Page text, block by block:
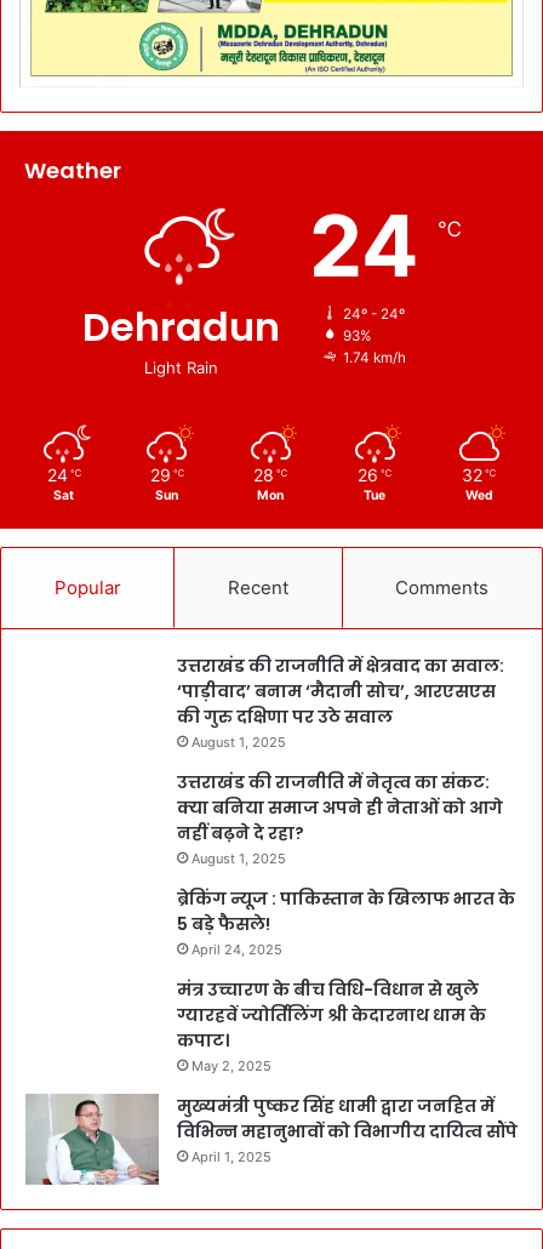
Weather
Dehradun
Light Rain
24 ℃
24º - 24º
93%
1.74 km/h
24 ℃
Sat
29 ℃
Sun
28 ℃
Mon
26 ℃
Tue
32 ℃
Wed
Popular Recent Comments
उत्तराखंड की राजनीति में क्षेत्रवाद का सवाल:
‘पाड़ीवाद’ बनाम ‘मैदानी सोच’, आरएसएस
की गुरु दक्षिणा पर उठे सवाल
August 1, 2025
उत्तराखंड की राजनीति में नेतृत्व का संकट:
क्या बनिया समाज अपने ही नेताओं को आगे
नहीं बढ़ने दे रहा?
August 1, 2025
ब्रेकिंग न्यूज : पाकिस्तान के खिलाफ भारत के
5 बड़े फैसले!
April 24, 2025
मंत्र उच्चारण के बीच विधि-विधान से खुले
ग्यारहवें ज्योर्तिलिंग श्री केदारनाथ धाम के
कपाट।
May 2, 2025
मुख्यमंत्री पुष्कर सिंह धामी द्वारा जनहित में
विभिन्न महानुभावों को विभागीय दायित्व सौंपे
April 1, 2025